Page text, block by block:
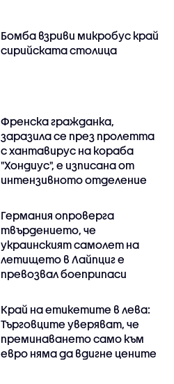
Бомба взриви микробус край
сирийската столица
Френска гражданка,
заразила се през пролетта
с хантавирус на кораба
"Хондиус", е изписана от
интензивното отделение
Германия опроверга
твърдението, че
украинският самолет на
летището в Лайпциг е
превозвал боеприпаси
Край на етикетите в лева:
Търговците уверяват, че
преминаването само към
евро няма да вдигне цените